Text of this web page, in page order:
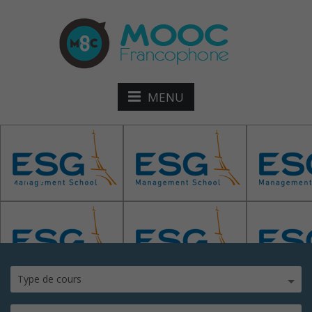
MENU
ESG
Type de cours